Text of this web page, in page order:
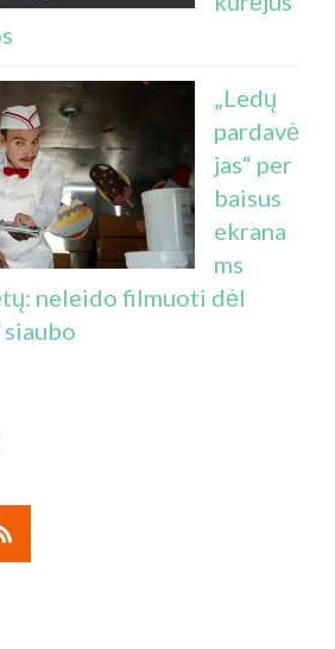
„Ledų
pardavė
jas“ per
baisus
ekrana
ms
neleido filmuoti dėl
siaubo